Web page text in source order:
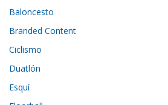
Baloncesto
Branded Content
Ciclismo
Duatlón
Esquí